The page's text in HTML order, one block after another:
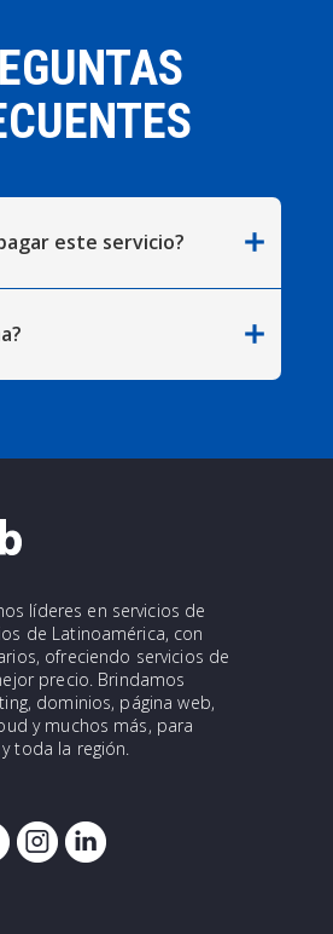
este servicio? add
add
líderes en servicios de
de Latinoamérica, con
ofreciendo servicios de
precio. Brindamos
dominios, página web,
y muchos más, para
toda la región.